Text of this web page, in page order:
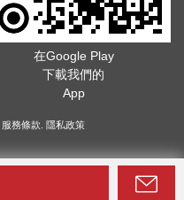
在Google Play
下載我們的
App
服務條款 隱私政策